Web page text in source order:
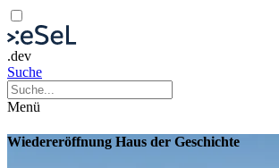
.dev
Suche
Menü
Wiedereröffnung Haus der Geschichte